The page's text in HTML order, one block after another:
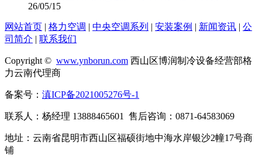
26/05/15
网站首页 | 格力空调 | 中央空调系列 | 安装案例 | 新闻资讯 | 公
司简介 | 联系我们
Copyright © www.ynborun.com 西山区博润制冷设备经营部格
力云南代理商
备案号： 滇ICP备2021005276号-1
联系人：杨经理 13888465601 售后咨询：0871-64583069
地址：云南省昆明市西山区福硕街地中海水岸银沙2幢17号商
铺